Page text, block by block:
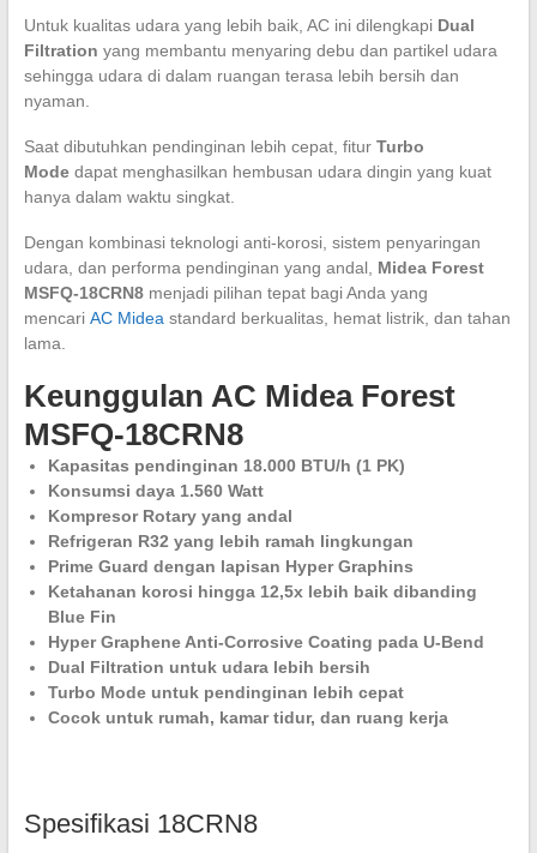
Untuk kualitas udara yang lebih baik, AC ini dilengkapi Dual
Filtration yang membantu menyaring debu dan partikel udara
sehingga udara di dalam ruangan terasa lebih bersih dan
nyaman.
Saat dibutuhkan pendinginan lebih cepat, fitur Turbo
Modedapat menghasilkan hembusan udara dingin yang kuat
hanya dalam waktu singkat.
Dengan kombinasi teknologi anti-korosi, sistem penyaringan
udara, dan performa pendinginan yang andal, Midea Forest
MSFQ-18CRN8menjadi pilihan tepat bagi Anda yang
mencari AC Mideastandard berkualitas, hemat listrik, dan tahan
lama.
Keunggulan AC Midea Forest
MSFQ-18CRN8
Kapasitas pendinginan 18.000 BTU/h (1 PK)
Konsumsi daya 1.560 Watt
Kompresor Rotary yang andal
Refrigeran R32 yang lebih ramah lingkungan
Prime Guard dengan lapisan Hyper Graphins
Ketahanan korosi hingga 12,5x lebih baik dibanding
Blue Fin
Hyper Graphene Anti-Corrosive Coating pada U-Bend
Dual Filtration untuk udara lebih bersih
Turbo Mode untuk pendinginan lebih cepat
Cocok untuk rumah, kamar tidur, dan ruang kerja
Spesifikasi 18CRN8